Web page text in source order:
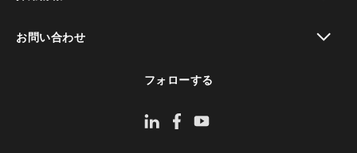
お問い合わせ
フォローする